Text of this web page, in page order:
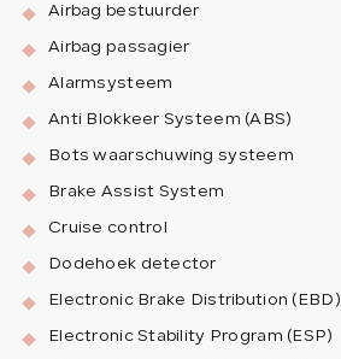
Airbag bestuurder
Airbag passagier
Alarmsysteem
Anti Blokkeer Systeem (ABS)
Bots waarschuwing systeem
Brake Assist System
Cruise control
Dodehoek detector
Electronic Brake Distribution (EBD)
Electronic Stability Program (ESP)